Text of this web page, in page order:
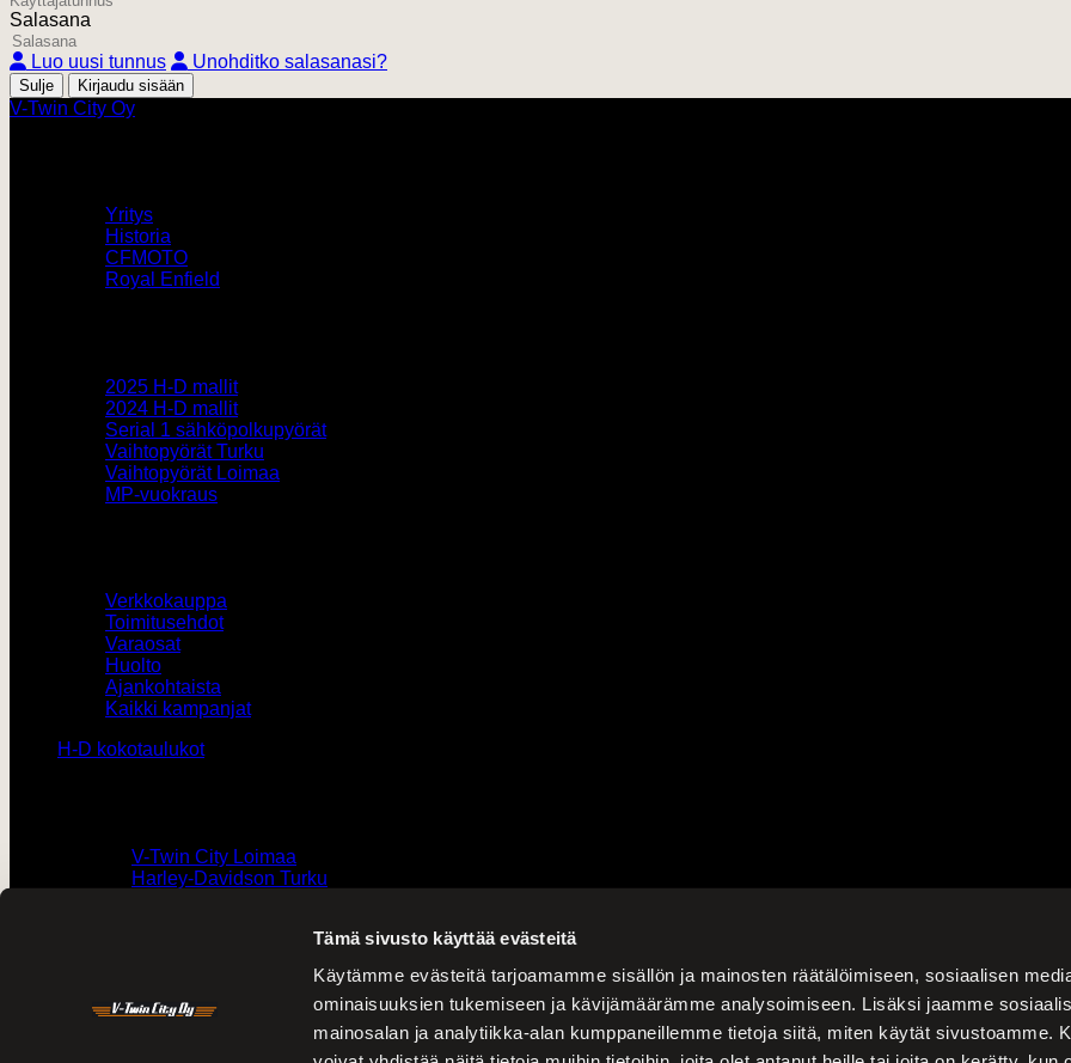
Tämä sivusto käyttää evästeitä
Käytämme evästeitä tarjoamamme sisällön ja mainosten räätälöimiseen, sosiaalisen
ominaisuuksien tukemiseen ja kävijämäärämme analysoimiseen. Lisäksi jaamme
mainosalan ja analytiikka-alan kumppaneillemme tietoja siitä, miten käytät sivustoamme.
Salasana
Luo uusi tunnus Unohditko salasanasi?
Sulje
V-Twin City Oy
Yritys
Historia
CFMOTO
Royal Enfield
2025 H-D mallit
2024 H-D mallit
Serial 1 sähköpolkupyörät
Vaihtopyörät Turku
Vaihtopyörät Loimaa
MP-vuokraus
Verkkokauppa
Toimitusehdot
Varaosat
Huolto
Ajankohtaista
Kaikki kampanjat
H-D kokotaulukot
V-Twin City Loimaa
Harley-Davidson Turku